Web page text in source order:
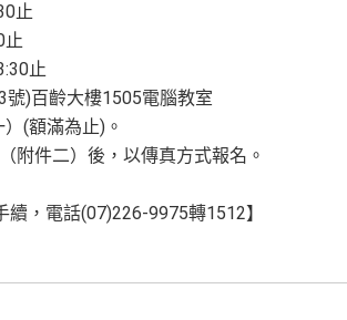
止
止
止
號)百齡大樓1505電腦教室
(額滿為止)。
附件二）後，以傳真方式報名。
續，電話(07)226-9975轉1512】